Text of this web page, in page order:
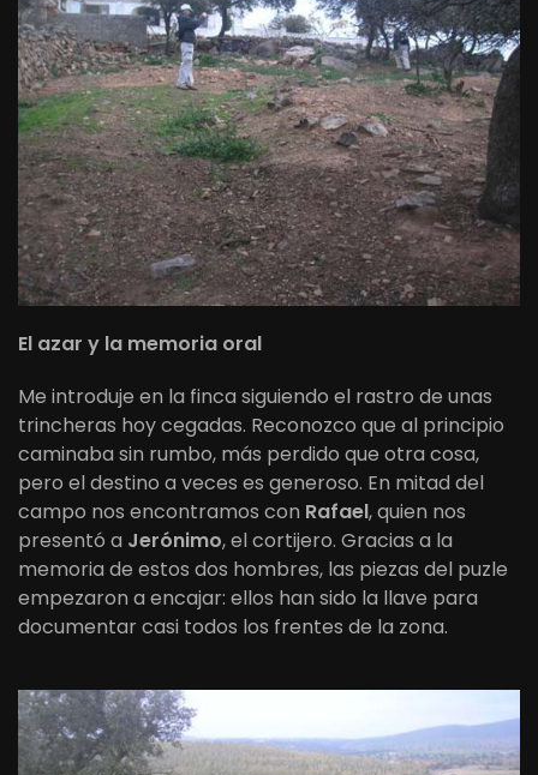
El azar y la memoria oral
Me introduje en la finca siguiendo el rastro de unas
trincheras hoy cegadas. Reconozco que al principio
caminaba sin rumbo, más perdido que otra cosa,
pero el destino a veces es generoso. En mitad del
campo nos encontramos con Rafael, quien nos
presentó a Jerónimo, el cortijero. Gracias a la
memoria de estos dos hombres, las piezas del puzle
empezaron a encajar: ellos han sido la llave para
documentar casi todos los frentes de la zona.